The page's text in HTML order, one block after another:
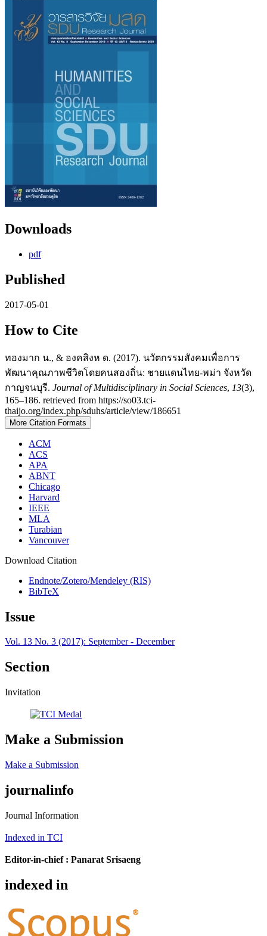
Downloads
pdf
Published
2017-05-01
How to Cite
ทองมาก น., & องคสิงห ด. (2017). นวัตกรรมสังคมเพื่อการ
พัฒนาคุณภาพชีวิตโดยคนสองถิ่น: ชายแดนไทย-พม่า จังหวัด
กาญจนบุรี. Journal of Multidisciplinary in Social Sciences, 13(3),
165–186. retrieved from https://so03.tci-
thaijo.org/index.php/sduhs/article/view/186651
More Citation Formats
ACM
ACS
APA
ABNT
Chicago
Harvard
IEEE
MLA
Turabian
Vancouver
Download Citation
Endnote/Zotero/Mendeley (RIS)
BibTeX
Issue
Vol. 13 No. 3 (2017): September - December
Section
Invitation
Make a Submission
Make a Submission
journalinfo
Journal Information
Indexed in TCI
Editor-in-chief : Panarat Srisaeng
indexed in